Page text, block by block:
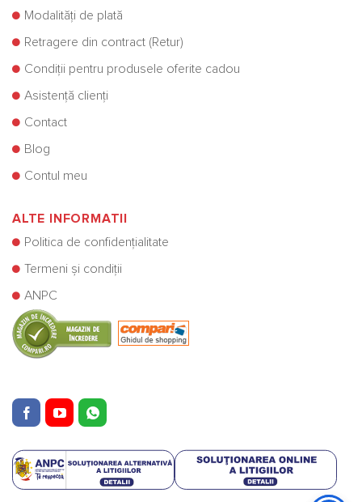
Modalități de plată
Retragere din contract (Retur)
Condiții pentru produsele oferite cadou
Asistență clienți
Contact
Blog
Contul meu
ALTE INFORMATII
Politica de confidențialitate
Termeni și condiții
ANPC